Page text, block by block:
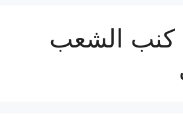
كنب الشعب